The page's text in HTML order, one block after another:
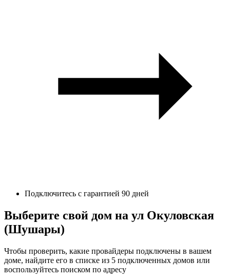
Подключитесь с гарантией 90 дней
Выберите свой дом на ул Окуловская
(Шушары)
Чтобы проверить, какие провайдеры подключены в вашем
доме, найдите его в списке из 5 подключенных домов или
воспользуйтесь поиском по адресу